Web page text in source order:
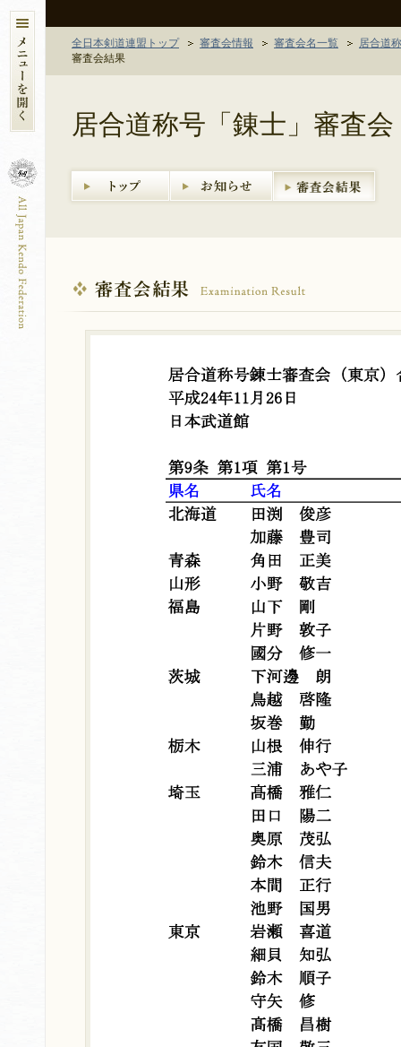
全日本剣道連盟トップ 審査会情報 審査会名一覧
居合道
審査会結果
居合道称号「錬士」審査